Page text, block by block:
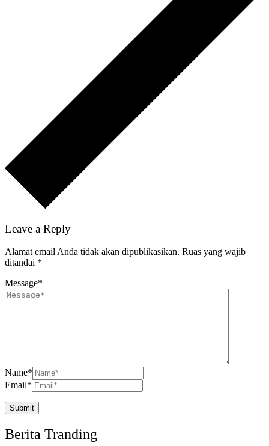
Leave a Reply
Alamat email Anda tidak akan dipublikasikan. Ruas yang wajib
ditandai *
Message*
Name*
Email*
Berita Tranding